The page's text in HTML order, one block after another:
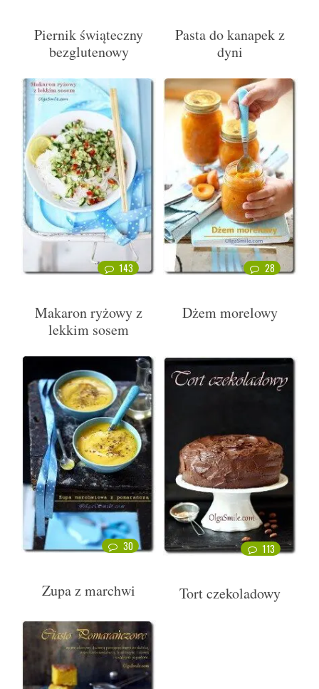
Piernik świąteczny
bezglutenowy
Pasta do kanapek z
dyni
143
Makaron ryżowy z
lekkim sosem
28
Dżem morelowy
30
Zupa z marchwi
113
Tort czekoladowy